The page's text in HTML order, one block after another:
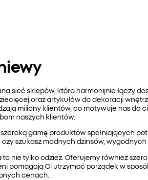
sieć sklepów, która harmonijnie łączy
oraz artykułów do dekoracji
miliony klientów, co motywuje nas do
naszych klientów.
gamę produktów spełniających
czy szukasz modnych dżinsów,
nie tylko odzież. Oferujemy również
pomagają Ci utrzymać porządek w
cenach.